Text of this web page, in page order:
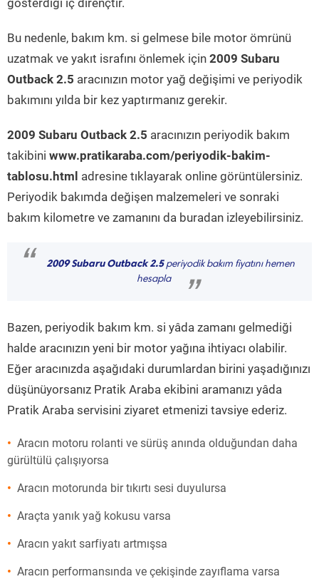
gösterdiği iç dirençtir.
Bu nedenle, bakım km. si gelmese bile motor ömrünü
uzatmak ve yakıt israfını önlemek için 2009 Subaru
Outback 2.5 aracınızın motor yağ değişimi ve periyodik
bakımını yılda bir kez yaptırmanız gerekir.
2009 Subaru Outback 2.5 aracınızın periyodik bakım
takibini www.pratikaraba.com/periyodik-bakim-
tablosu.html adresine tıklayarak online görüntülersiniz.
Periyodik bakımda değişen malzemeleri ve sonraki
bakım kilometre ve zamanını da buradan izleyebilirsiniz.
“ 2009 Subaru Outback 2.5periyodik bakım fiyatını hemen
hesapla
”
Bazen, periyodik bakım km. si yâda zamanı gelmediği
halde aracınızın yeni bir motor yağına ihtiyacı olabilir.
Eğer aracınızda aşağıdaki durumlardan birini yaşadığınızı
düşünüyorsanız Pratik Araba ekibini aramanızı yâda
Pratik Araba servisini ziyaret etmenizi tavsiye ederiz.
Aracın motoru rolanti ve sürüş anında olduğundan daha
gürültülü çalışıyorsa
Aracın motorunda bir tıkırtı sesi duyulursa
Araçta yanık yağ kokusu varsa
Aracın yakıt sarfiyatı artmışsa
Aracın performansında ve çekişinde zayıflama varsa